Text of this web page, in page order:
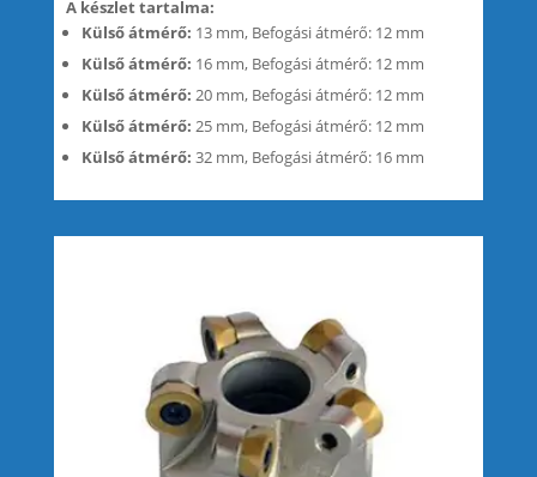
A készlet tartalma:
Külső átmérő: 13 mm, Befogási átmérő: 12 mm
Külső átmérő: 16 mm, Befogási átmérő: 12 mm
Külső átmérő: 20 mm, Befogási átmérő: 12 mm
Külső átmérő: 25 mm, Befogási átmérő: 12 mm
Külső átmérő: 32 mm, Befogási átmérő: 16 mm